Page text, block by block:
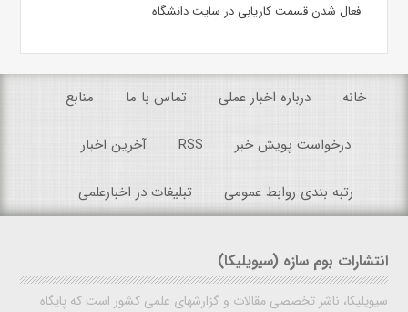
فعال شدن قسمت کاریابی در سایت دانشگاه
خانه درباره اخبار عملی تماس با ما منابع
درخواست پویش خبر RSS آخرین اخبار
رتبه بندی روابط عمومی تبلیغات در اخبارعلمی
انتشارات بوم سازه (سیویلیکا)
سیویلیکا، ناشر تخصصی مقالات و گزارشهای علمی کشور است که پایگاه